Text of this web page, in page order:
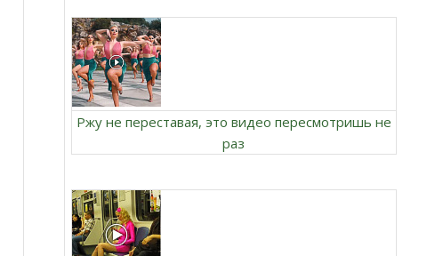
Ржу не переставая, это видео пересмотришь не
раз